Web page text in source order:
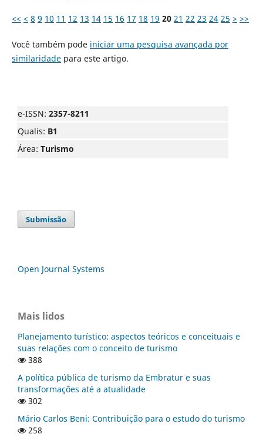
<< < 8 9 10 11 12 13 14 15 16 17 18 19 20 21 22 23 24 25 > >>
Você também pode iniciar uma pesquisa avançada por
similaridadepara este artigo.
e-ISSN: 2357-8211
Qualis: B1
Área: Turismo
Submissão
Open Journal Systems
Mais lidos
Planejamento turístico: aspectos teóricos e conceituais e
suas relações com o conceito de turismo
388
A política pública de turismo da Embratur e suas
transformações até a atualidade
302
Mário Carlos Beni: Contribuição para o estudo do turismo
258